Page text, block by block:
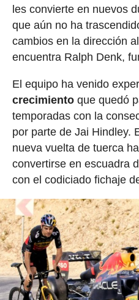
les convierte en nuevos
que aún no ha
cambios en la dirección
encuentra Ralph Denk,
El equipo ha venido
crecimientoque quedó
temporadas con la
por parte de Jai Hindley.
nueva vuelta de tuerca
convertirse en escuadra
con el codiciado fichaje